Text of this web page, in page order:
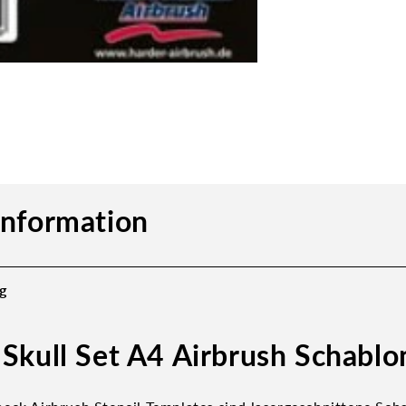
Set A4 Airbrush